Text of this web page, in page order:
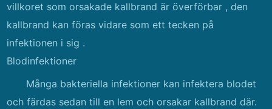
villkoret som orsakade kallbrand är överförbar , den
kallbrand kan föras vidare som ett tecken på
infektionen i sig .
Blodinfektioner
Många bakteriella infektioner kan infektera blodet
och färdas sedan till en lem och orsakar kallbrand där.